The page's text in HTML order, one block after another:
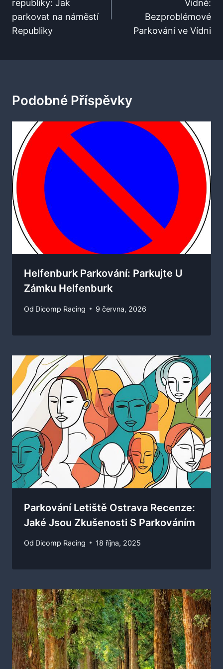
Příspěvek
republiky: Jak
parkovat na náměstí
Republiky
Vídně:
Bezproblémové
Parkování ve Vídni
Podobné Příspěvky
Helfenburk Parkování: Parkujte U
Zámku Helfenburk
Od Dicomp Racing 9 června, 2026
Parkování Letiště Ostrava Recenze:
Jaké Jsou Zkušenosti S Parkováním
Od Dicomp Racing 18 října, 2025